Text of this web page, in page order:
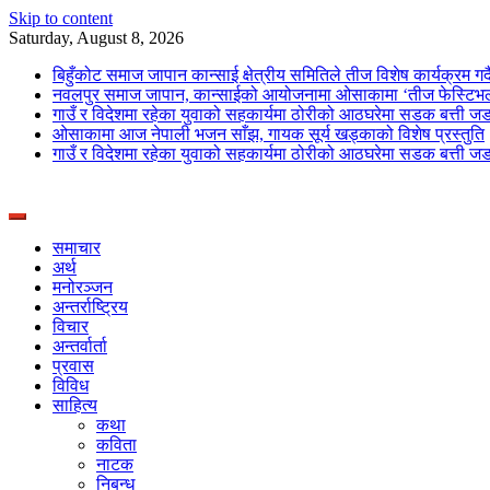
Skip to content
Saturday, August 8, 2026
बिहुँकोट समाज जापान कान्साई क्षेत्रीय समितिले तीज विशेष कार्यक्रम
नवलपुर समाज जापान, कान्साईको आयोजनामा ओसाकामा ‘तीज
गाउँ र विदेशमा रहेका युवाको सहकार्यमा ठोरीको आठघरेमा सडक बत्ती
ओसाकामा आज नेपाली भजन साँझ, गायक सूर्य खड्काको विशेष प्रस्तुति
गाउँ र विदेशमा रहेका युवाको सहकार्यमा ठोरीको आठघरेमा सडक बत्ती
Deepshree Online
News Portal from Nepal
समाचार
अर्थ
मनोरञ्जन
अन्तर्राष्ट्रिय
विचार
अन्तर्वार्ता
प्रवास
विविध
साहित्य
कथा
कविता
नाटक
निबन्ध